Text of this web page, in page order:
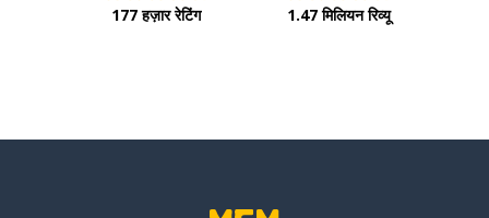
177 हज़ार रेटिंग 1.47 मिलियन रिव्यू